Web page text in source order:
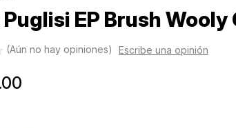
EP Brush
(Aún no hay opiniones) Escribe una opinión